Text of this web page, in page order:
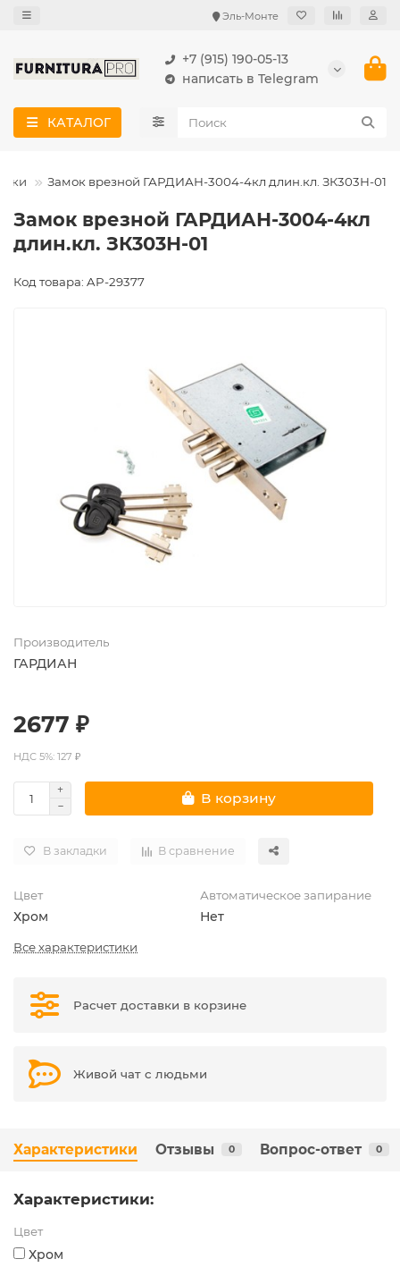
Эль-Монте
+7 (915) 190-05-13
написать в Telegram
КАТАЛОГ
Замок врезной ГАРДИАН-3004-4кл длин.кл. ЗК303Н-01
Замок врезной ГАРДИАН-3004-4кл
длин.кл. ЗК303Н-01
Код товара: AP-29377
Производитель
ГАРДИАН
2677 ₽
НДС 5%: 127 ₽
В корзину
В закладки В сравнение
Цвет
Хром
Автоматическое запирание
Нет
Все характеристики
Расчет доставки в корзине
Живой чат с людьми
Характеристики Отзывы 0 Вопрос-ответ 0
Характеристики:
Цвет
Хром